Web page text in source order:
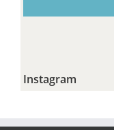
Instagram